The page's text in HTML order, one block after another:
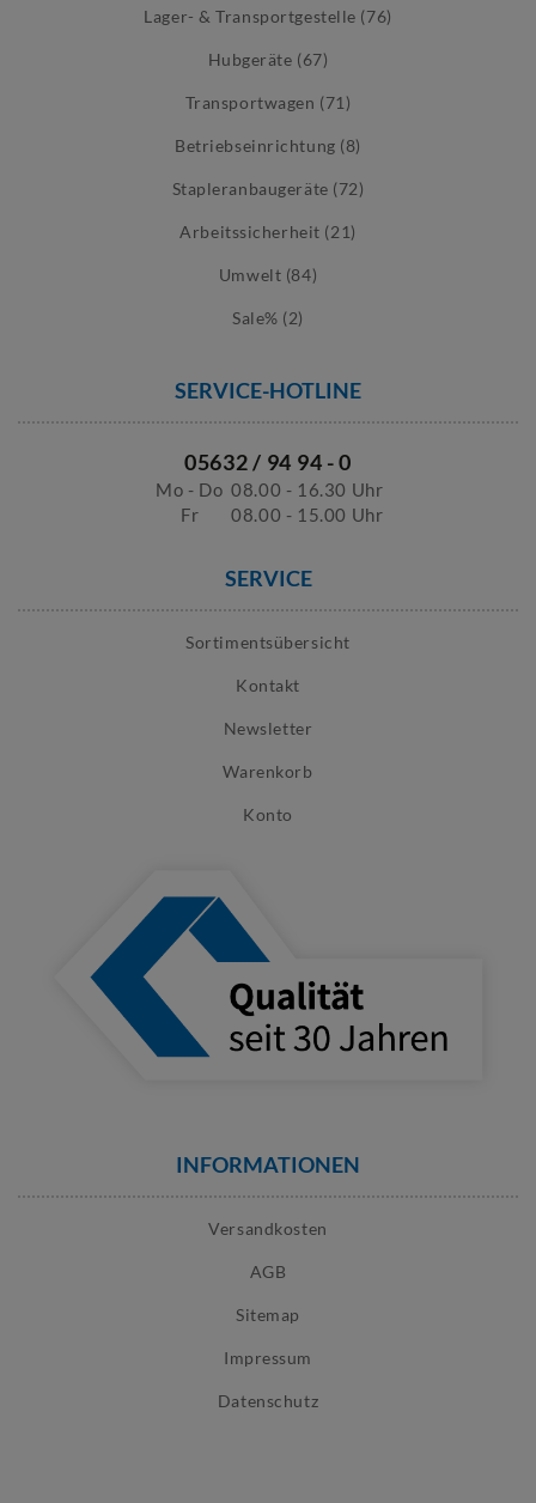
Lager- & Transportgestelle (76)
Hubgeräte (67)
Transportwagen (71)
Betriebseinrichtung (8)
Stapleranbaugeräte (72)
Arbeitssicherheit (21)
Umwelt (84)
Sale% (2)
SERVICE-HOTLINE
05632 / 94 94 - 0
Mo - Do 08.00 - 16.30 Uhr
Fr
08.00 - 15.00 Uhr
SERVICE
Sortimentsübersicht
Kontakt
Newsletter
Warenkorb
Konto
INFORMATIONEN
Versandkosten
AGB
Sitemap
Impressum
Datenschutz